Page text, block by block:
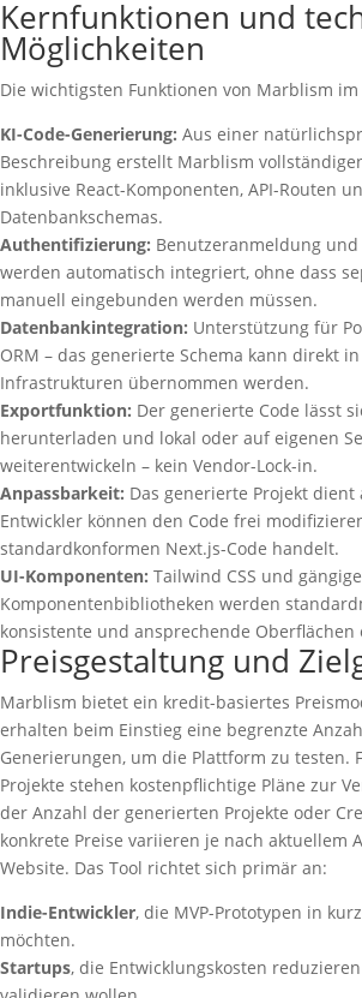
Kernfunktionen und
Möglichkeiten
Die wichtigsten Funktionen von Marblism
KI-Code-Generierung: Aus einer
Beschreibung erstellt Marblism
inklusive React-Komponenten, API-Routen
Datenbankschemas.
Authentifizierung: Benutzeranmeldung
werden automatisch integriert, ohne dass
manuell eingebunden werden müssen.
Datenbankintegration: Unterstützung für
ORM – das generierte Schema kann direkt
Infrastrukturen übernommen werden.
Exportfunktion: Der generierte Code lässt
herunterladen und lokal oder auf eigenen
weiterentwickeln – kein Vendor-Lock-in.
Anpassbarkeit: Das generierte Projekt dient
Entwickler können den Code frei
standardkonformen Next.js-Code handelt.
UI-Komponenten: Tailwind CSS und gängige
Komponentenbibliotheken werden
konsistente und ansprechende Oberflächen
Preisgestaltung und
Marblism bietet ein kredit-basiertes
erhalten beim Einstieg eine begrenzte
Generierungen, um die Plattform zu testen.
Projekte stehen kostenpflichtige Pläne zur
der Anzahl der generierten Projekte oder
konkrete Preise variieren je nach aktuellem
Website. Das Tool richtet sich primär an:
Indie-Entwickler, die MVP-Prototypen in
möchten.
Startups, die Entwicklungskosten